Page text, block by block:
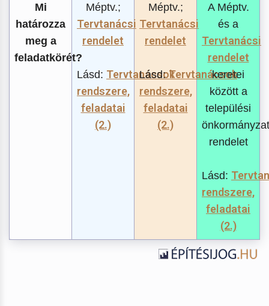
Mi
határozza
meg a
feladatkörét?
Méptv.;
Tervtanácsi
rendelet
Lásd: Tervtanácsok
rendszere,
feladatai
(2.)
Méptv.;
Tervtanácsi
rendelet
Lásd:Tervtanácsok
rendszere,
feladatai
(2.)
A Méptv.
és a
Tervtanácsi
rendelet
keretei
között a
települési
rendelet
Lásd:
rendszere,
feladatai
(2.)